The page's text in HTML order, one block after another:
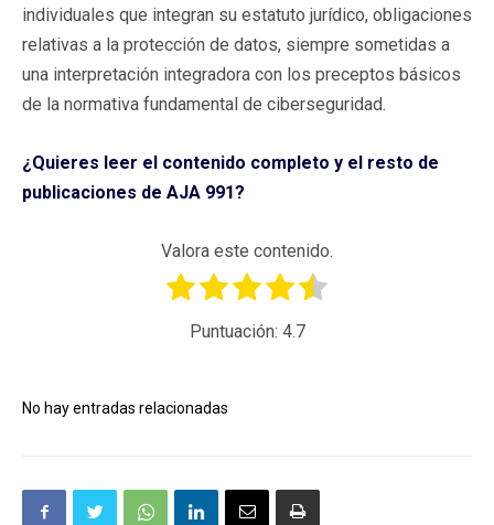
individuales que integran su estatuto jurídico, obligaciones
relativas a la protección de datos, siempre sometidas a
una interpretación integradora con los preceptos básicos
de la normativa fundamental de ciberseguridad.
¿Quieres leer el contenido completo y el resto de
publicaciones de AJA 991?
Valora este contenido.
Puntuación: 4.7
No hay entradas relacionadas